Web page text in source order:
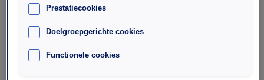
Parkeergarage Wagram - Arc de
Prestatiecookies
Doelgroepgerichte cookies
Functionele cookies